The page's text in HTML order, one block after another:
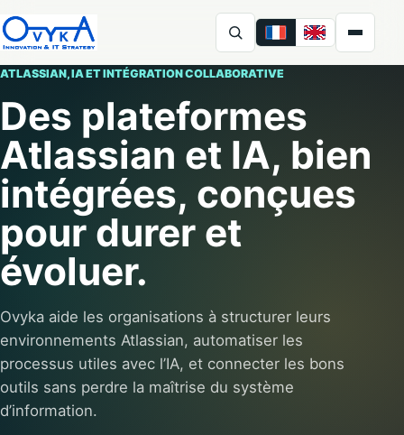
Ovyka FR EN
ATLASSIAN, IA ET INTÉGRATION COLLABORATIVE
Des plateformes
Atlassian et IA, bien
intégrées, conçues
pour durer et
évoluer.
Ovyka aide les organisations à structurer leurs
environnements Atlassian, automatiser les
processus utiles avec l’IA, et connecter les bons
outils sans perdre la maîtrise du système
d’information.